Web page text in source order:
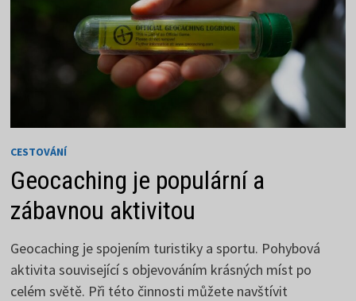
CESTOVÁNÍ
Geocaching je populární a
zábavnou aktivitou
Geocaching je spojením turistiky a sportu. Pohybová
aktivita související s objevováním krásných míst po
celém světě. Při této činnosti můžete navštívit